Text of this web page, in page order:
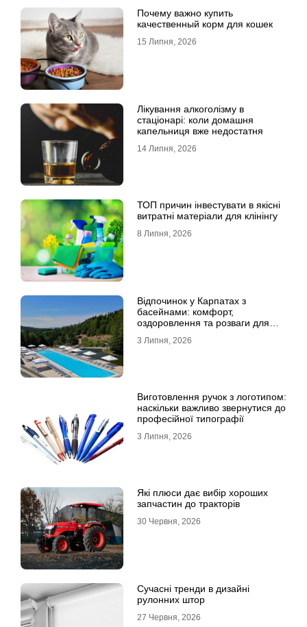
Почему важно купить
качественный корм для кошек
15 Липня, 2026
Лікування алкоголізму в
стаціонарі: коли домашня
капельниця вже недостатня
14 Липня, 2026
ТОП причин інвестувати в якісні
витратні матеріали для клінінгу
8 Липня, 2026
Відпочинок у Карпатах з
басейнами: комфорт,
оздоровлення та розваги для
3 Липня, 2026
Виготовлення ручок з логотипом:
наскільки важливо звернутися до
професійної типографії
3 Липня, 2026
Які плюси дає вибір хороших
запчастин до тракторів
30 Червня, 2026
Сучасні тренди в дизайні
рулонних штор
27 Червня, 2026